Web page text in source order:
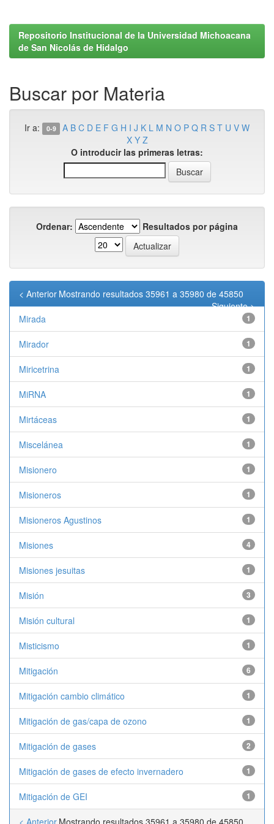
Repositorio Institucional de la Universidad Michoacana
de San Nicolás de Hidalgo
Buscar por Materia
Ir a: 0-9 A B C D E F G H I J K L M N O P Q R S T U V W
X Y Z
O introducir las primeras letras:
Ordenar: Resultados por página
Mostrando resultados 35961 a 35980 de 45850
< Anterior
Siguiente >
Mirada
1
Mirador 1
Miricetrina 1
MiRNA 1
Mirtáceas 1
Miscelánea 1
Misionero 1
Misioneros 1
Misioneros Agustinos 1
Misiones 4
Misiones jesuitas 1
Misión 3
Misión cultural 1
Misticismo 1
Mitigación 6
Mitigación cambio climático 1
Mitigación de gas/capa de ozono 1
Mitigación de gases 2
Mitigación de gases de efecto invernadero 1
Mitigación de GEI 1
Mostrando resultados 35961 a 35980 de 45850
< Anterior